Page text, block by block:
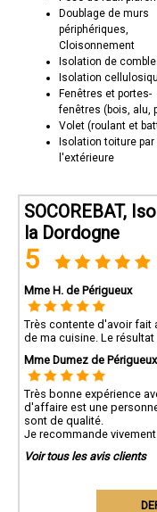
Doublage de murs
périphériques,
Cloisonnement
Isolation de
Isolation
Fenêtres et portes-
fenêtres (bois, alu,
Volet (roulant et
Isolation toiture par
l'extérieure
SOCOREBAT,
la Dordogne
5
Mme H. de Périgueux
Très contente d'avoir fait
de ma cuisine. Le
Mme Dumez de Périgueux
Très bonne expérience
d'affaire est une
sont de qualité.
Je recommande vivement
Voir tous les avis clients